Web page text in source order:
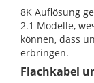
8K Auflösung
2.1 Modelle,
können, dass
erbringen.
Flachkabel